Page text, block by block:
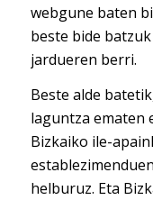
webgune baten
beste bide
jardueren berri.
Beste alde
laguntza ematen
Bizkaiko ile-
helburuz. Eta